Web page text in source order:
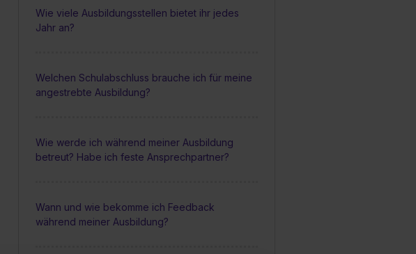
Wie viele Ausbildungsstellen bietet ihr jedes
Jahr an?
Welchen Schulabschluss brauche ich für meine
angestrebte Ausbildung?
Wie werde ich während meiner Ausbildung
betreut? Habe ich feste Ansprechpartner?
Wann und wie bekomme ich Feedback
während meiner Ausbildung?